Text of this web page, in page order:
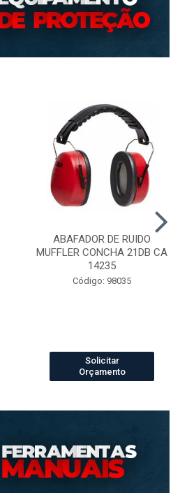
ABAFADOR DE RUIDO
MUFFLER CONCHA 21DB CA
14235
Código: 98035
Solicitar
Orçamento